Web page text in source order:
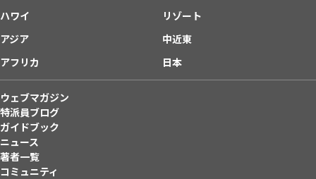
ハワイ
リゾート
アジア
中近東
アフリカ
日本
ウェブマガジン
特派員ブログ
ガイドブック
ニュース
著者一覧
コミュニティ